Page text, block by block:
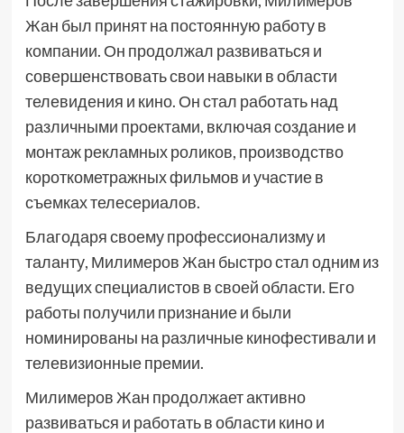
Жан был принят на постоянную работу в
компании. Он продолжал развиваться и
совершенствовать свои навыки в области
телевидения и кино. Он стал работать над
различными проектами, включая создание и
монтаж рекламных роликов, производство
короткометражных фильмов и участие в
съемках телесериалов.
Благодаря своему профессионализму и
таланту, Милимеров Жан быстро стал одним из
ведущих специалистов в своей области. Его
работы получили признание и были
номинированы на различные кинофестивали и
телевизионные премии.
Милимеров Жан продолжает активно
развиваться и работать в области кино и